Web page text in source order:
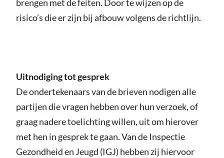
brengen met de feiten. Door te wijzen op de
risico’s die er zijn bij afbouw volgens de richtlijn.
Uitnodiging tot gesprek
De ondertekenaars van de brieven nodigen alle
partijen die vragen hebben over hun verzoek, of
graag nadere toelichting willen, uit om hierover
met hen in gesprek te gaan. Van de Inspectie
Gezondheid en Jeugd (IGJ) hebben zij hiervoor